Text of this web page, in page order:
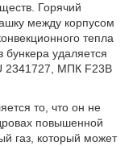
Горячий
между корпусом
тепла
бункера удаляется
2341727, МПК F23B
то, что он не
повышенной
газ, который может